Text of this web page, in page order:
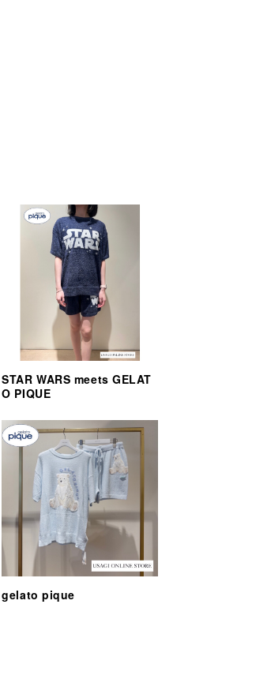
STAR WARS meets GELAT
O PIQUE
gelato pique